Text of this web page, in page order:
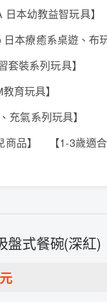
日本幼教益智玩具】
日本療癒系桌遊、布
套裝系列玩具】
育玩具】
充氣系列玩具】
商品】
【1-3歲適
盤式餐碗(深紅)
元